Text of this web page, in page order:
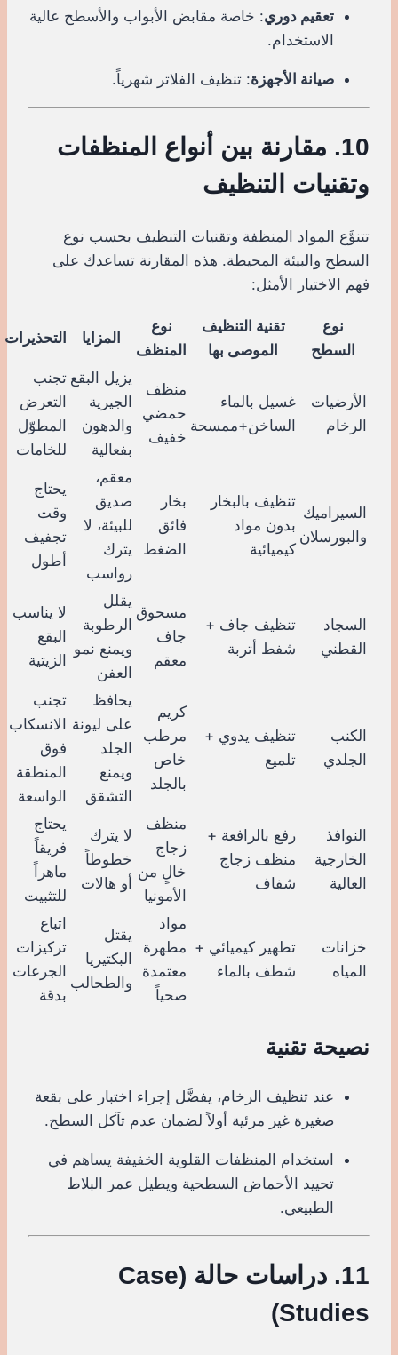
تعقيم دوري: خاصة مقابض الأبواب والأسطح عالية
الاستخدام.
صيانة الأجهزة: تنظيف الفلاتر شهرياً.
10. مقارنة بين أنواع المنظفات
وتقنيات التنظيف
تتنوَّع المواد المنظفة وتقنيات التنظيف بحسب نوع
السطح والبيئة المحيطة. هذه المقارنة تساعدك على
فهم الاختيار الأمثل:
نوع
السطح
تقنية التنظيف
الموصى بها
نوع
المنظف
المزايا التحذيرات
الأرضيات
الرخام
غسيل بالماء
الساخن+ممسحة
منظف
حمضي
خفيف
يزيل البقع
الجيرية
والدهون
بفعالية
تجنب
التعرض
المطوّل
للخامات
السيراميك
والبورسلان
تنظيف بالبخار
بدون مواد
كيميائية
بخار
فائق
الضغط
معقم،
صديق
للبيئة، لا
يترك
رواسب
يحتاج
وقت
تجفيف
أطول
السجاد
القطني
تنظيف جاف +
شفط أتربة
مسحوق
جاف
معقم
يقلل
الرطوبة
ويمنع نمو
العفن
لا يناسب
البقع
الزيتية
الكنب
الجلدي
تنظيف يدوي +
تلميع
كريم
مرطب
خاص
بالجلد
يحافظ
على ليونة
الجلد
ويمنع
التشقق
تجنب
الانسكاب
فوق
المنطقة
الواسعة
النوافذ
الخارجية
العالية
رفع بالرافعة +
منظف زجاج
شفاف
منظف
زجاج
خالٍ من
الأمونيا
لا يترك
خطوطاً
أو هالات
يحتاج
فريقاً
ماهراً
للتثبيت
خزانات
المياه
تطهير كيميائي +
شطف بالماء
مواد
مطهرة
معتمدة
صحياً
يقتل
البكتيريا
والطحالب
اتباع
تركيزات
الجرعات
بدقة
نصيحة تقنية
عند تنظيف الرخام، يفضَّل إجراء اختبار على بقعة
صغيرة غير مرئية أولاً لضمان عدم تآكل السطح.
استخدام المنظفات القلوية الخفيفة يساهم في
تحييد الأحماض السطحية ويطيل عمر البلاط
الطبيعي.
11. دراسات حالة (Case
Studies)